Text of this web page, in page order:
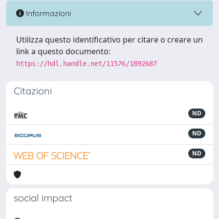
Informazioni
Utilizza questo identificativo per citare o creare un
link a questo documento:
https://hdl.handle.net/11576/1892687
Citazioni
ND
ND
ND
social impact